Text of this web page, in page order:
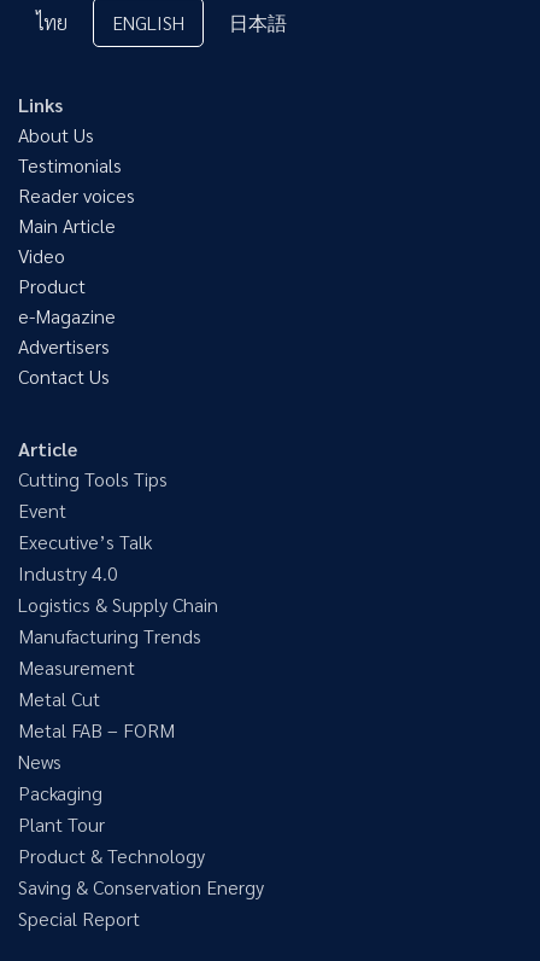
ไทย ENGLISH 日本語
Links
About Us
Testimonials
Reader voices
Main Article
Video
Product
e-Magazine
Advertisers
Contact Us
Article
Cutting Tools Tips
Event
Executive’s Talk
Industry 4.0
Logistics & Supply Chain
Manufacturing Trends
Measurement
Metal Cut
Metal FAB – FORM
News
Packaging
Plant Tour
Product & Technology
Saving & Conservation Energy
Special Report